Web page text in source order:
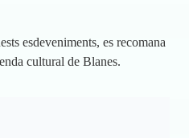
esdeveniments, es recomana
cultural de Blanes.